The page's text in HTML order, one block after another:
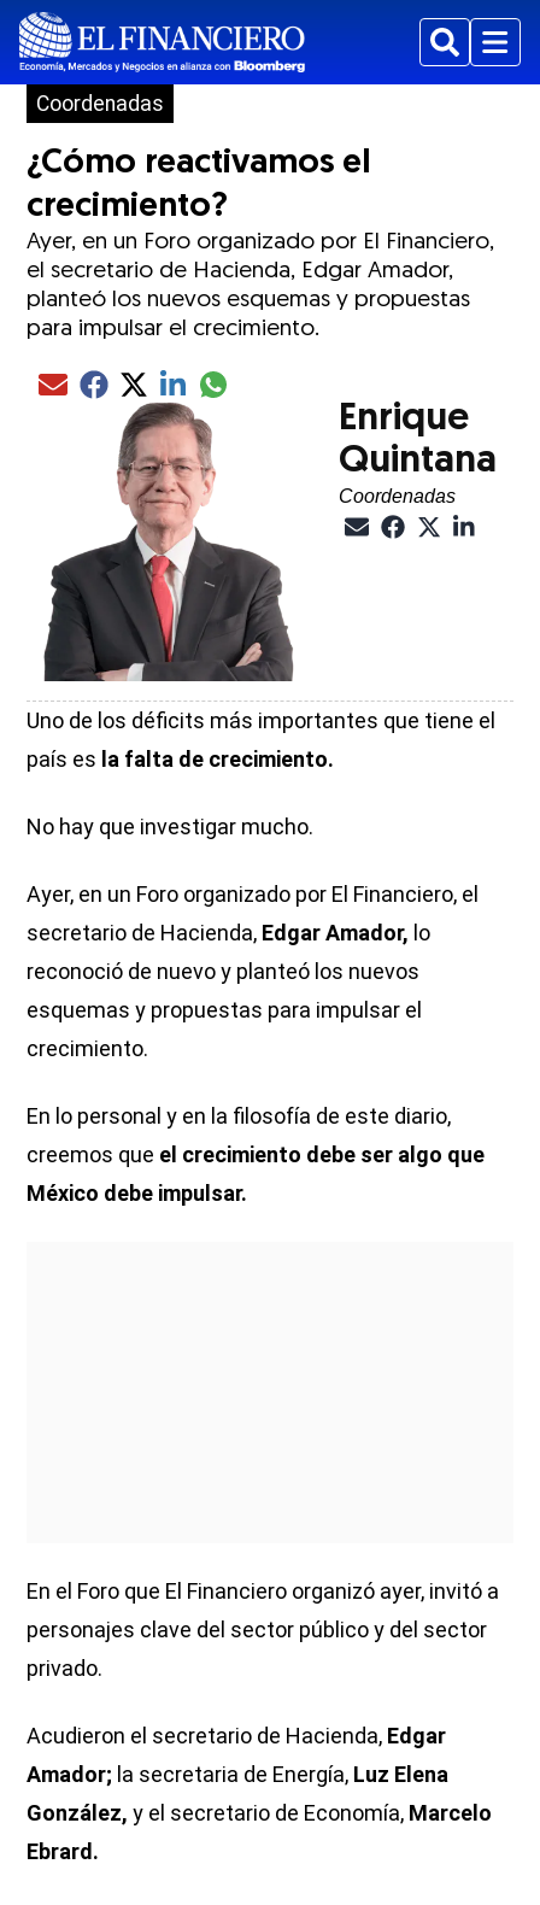
BuscarMenu
Coordenadas
¿Cómo reactivamos el
crecimiento?
Ayer, en un Foro organizado por El Financiero,
el secretario de Hacienda, Edgar Amador,
planteó los nuevos esquemas y propuestas
para impulsar el crecimiento.
Compartir el artículo actual mediante Email
Compartir el artículo actual mediante Facebook
Compartir el artículo actual mediante Twitter
Compartir el artículo actual mediante LinkedIn
Compartir el artículo actual mediante
Enrique
Quintana
Coordenadas
Uno de los déficits más importantes que tiene el
país es la falta de crecimiento.
No hay que investigar mucho.
Ayer, en un Foro organizado por El Financiero, el
secretario de Hacienda, Edgar Amador, lo
reconoció de nuevo y planteó los nuevos
esquemas y propuestas para impulsar el
crecimiento.
En lo personal y en la filosofía de este diario,
creemos que el crecimiento debe ser algo que
México debe impulsar.
En el Foro que El Financiero organizó ayer, invitó a
personajes clave del sector público y del sector
privado.
Acudieron el secretario de Hacienda, Edgar
Amador; la secretaria de Energía, Luz Elena
González, y el secretario de Economía, Marcelo
Ebrard.